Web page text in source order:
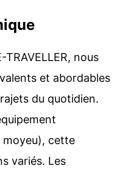
nous
et abordables
du quotidien.
moyeu), cette
variés. Les